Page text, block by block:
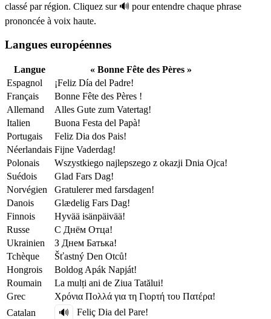
classé par région. Cliquez sur 🔊 pour entendre chaque phrase
prononcée à voix haute.
Langues européennes
Langue
« Bonne Fête des Pères »
Espagnol
¡Feliz Día del Padre!
Français
Bonne Fête des Pères !
Allemand
Alles Gute zum Vatertag!
Italien
Buona Festa del Papà!
Portugais
Feliz Dia dos Pais!
Néerlandais Fijne Vaderdag!
Polonais
Wszystkiego najlepszego z okazji Dnia Ojca!
Suédois
Glad Fars Dag!
Norvégien
Gratulerer med farsdagen!
Danois
Glædelig Fars Dag!
Finnois
Hyvää isänpäivää!
Russe
С Днём Отца!
Ukrainien
З Днем Батька!
Tchèque
Šťastný Den Otců!
Hongrois
Boldog Apák Napját!
Roumain
La mulți ani de Ziua Tatălui!
Grec
Χρόνια Πολλά για τη Γιορτή του Πατέρα!
Catalan
🔊 Feliç Dia del Pare!